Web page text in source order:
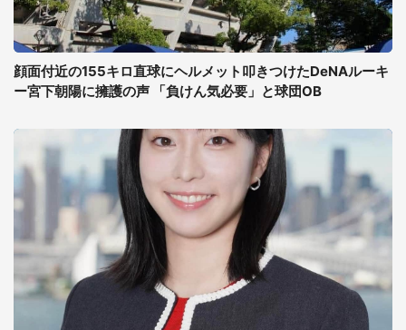
顔面付近の155キロ直球にヘルメット叩きつけたDeNAルーキ
ー宮下朝陽に擁護の声 「負けん気必要」と球団OB